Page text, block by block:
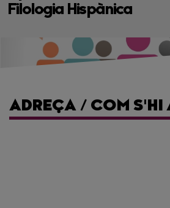
Filologia Hispànica
ADREÇA / COM S'HI